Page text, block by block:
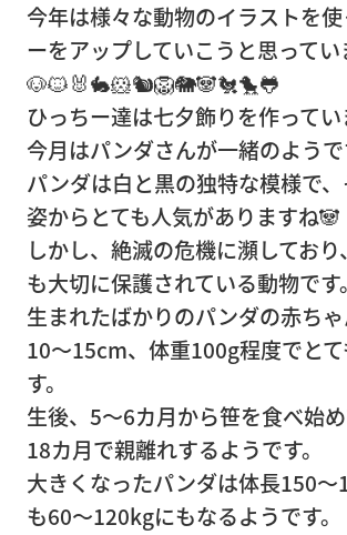
転
営
倉
庫
ピア
ノ・
楽器
輸
送・
企
今年は様々な動物のイラストを
ーをアップしていこうと思ってい
🐶🐱🐰🐇🐹🐿🦁🐘🐼🐔🐤🐸
ひっちー達は七夕飾りを作ってい
今月はパンダさんが一緒のようで
パンダは白と黒の独特な模様で
姿からとても人気がありますね🐼
しかし、絶滅の危機に瀕してお
も大切に保護されている動物です。
生まれたばかりのパンダの赤ち
10～15cm、体重100g程度でと
す。
生後、5～6カ月から笹を食べ始
18カ月で親離れするようです。
大きくなったパンダは体長150
も60～120kgにもなるようです。